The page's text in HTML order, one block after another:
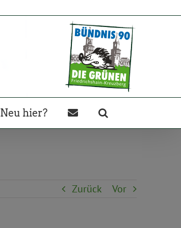
Neu hier?
Zurück Vor